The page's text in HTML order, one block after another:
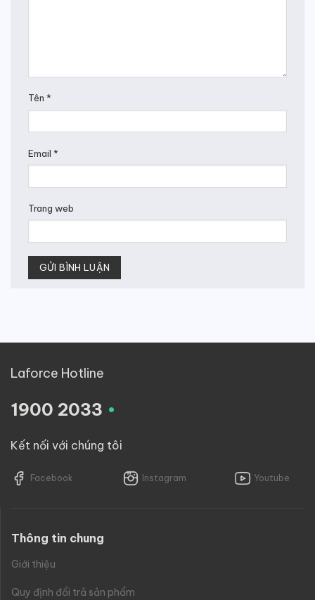
Tên *
Email *
Trang web
Laforce Hotline
1900 2033 .
Kết nối với chúng tôi
Facebook Instagram Youtube
Thông tin chung
Giới thiệu
Quy định đổi trả sản phẩm